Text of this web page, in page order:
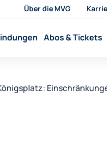
Über die MVG
Abos & Tickets